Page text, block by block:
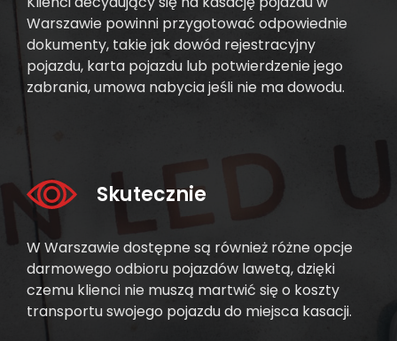
Warszawie powinni przygotować odpowiednie
dokumenty, takie jak dowód rejestracyjny
pojazdu, karta pojazdu lub potwierdzenie jego
zabrania, umowa nabycia jeśli nie ma dowodu.
Skutecznie
W Warszawie dostępne są również różne opcje
darmowego odbioru pojazdów lawetą, dzięki
czemu klienci nie muszą martwić się o koszty
transportu swojego pojazdu do miejsca kasacji.